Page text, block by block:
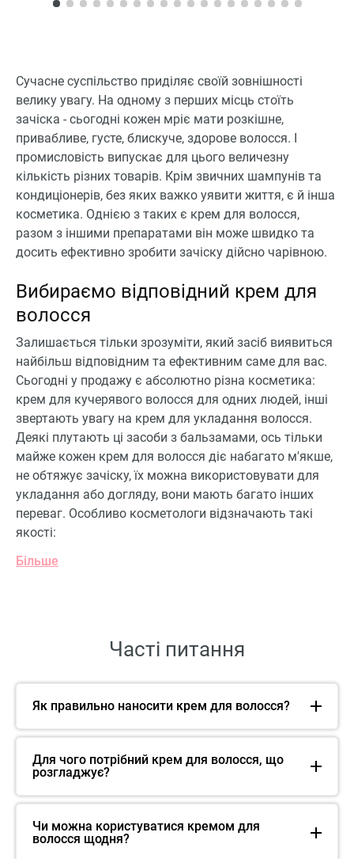
Сучасне суспільство приділяє своїй зовнішності
велику увагу. На одному з перших місць стоїть
зачіска - сьогодні кожен мріє мати розкішне,
привабливе, густе, блискуче, здорове волосся. І
промисловість випускає для цього величезну
кількість різних товарів. Крім звичних шампунів та
кондиціонерів, без яких важко уявити життя, є й інша
косметика. Однією з таких є крем для волосся,
разом з іншими препаратами він може швидко та
досить ефективно зробити зачіску дійсно чарівною.
Вибираємо відповідний крем для
волосся
Залишається тільки зрозуміти, який засіб виявиться
найбільш відповідним та ефективним саме для вас.
Сьогодні у продажу є абсолютно різна косметика:
крем для кучерявого волосся для одних людей, інші
звертають увагу на крем для укладання волосся.
Деякі плутають ці засоби з бальзамами, ось тільки
майже кожен крем для волосся діє набагато м'якше,
не обтяжує зачіску, їх можна використовувати для
укладання або догляду, вони мають багато інших
переваг. Особливо косметологи відзначають такі
якості:
Більше
Часті питання
Як правильно наносити крем для волосся?
Для чого потрібний крем для волосся, що
розгладжує?
Чи можна користуватися кремом для
волосся щодня?